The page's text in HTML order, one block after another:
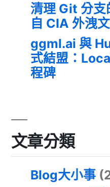
清理 Git 分支
自 CIA 外洩
ggml.ai 與
式結盟：
程碑
文章分類
Blog大小事